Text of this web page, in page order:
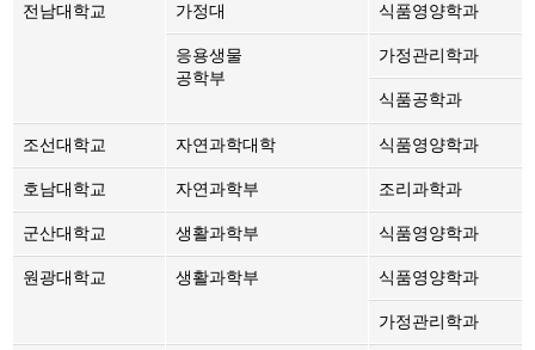
전남대학교 가정대 식품영양학과
응용생물
공학부
가정관리학과
식품공학과
조선대학교 자연과학대학 식품영양학과
호남대학교 자연과학부 조리과학과
군산대학교 생활과학부 식품영양학과
원광대학교 생활과학부 식품영양학과
가정관리학과